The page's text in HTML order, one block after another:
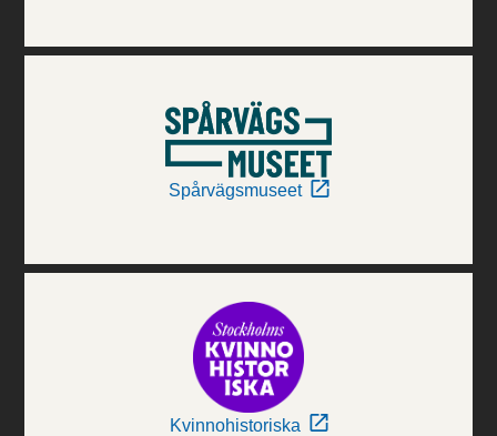
Spårvägsmuseet
Kvinnohistoriska